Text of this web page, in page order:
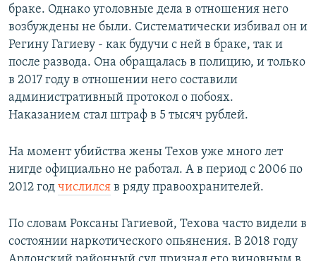
браке. Однако уголовные дела в отношения него
возбуждены не были. Систематически избивал он и
Регину Гагиеву - как будучи с ней в браке, так и
после развода. Она обращалась в полицию, и только
в 2017 году в отношении него составили
административный протокол о побоях.
Наказанием стал штраф в 5 тысяч рублей.
На момент убийства жены Техов уже много лет
нигде официально не работал. А в период с 2006 по
2012 год числился в ряду правоохранителей.
По словам Роксаны Гагиевой, Техова часто видели в
состоянии наркотического опьянения. В 2018 году